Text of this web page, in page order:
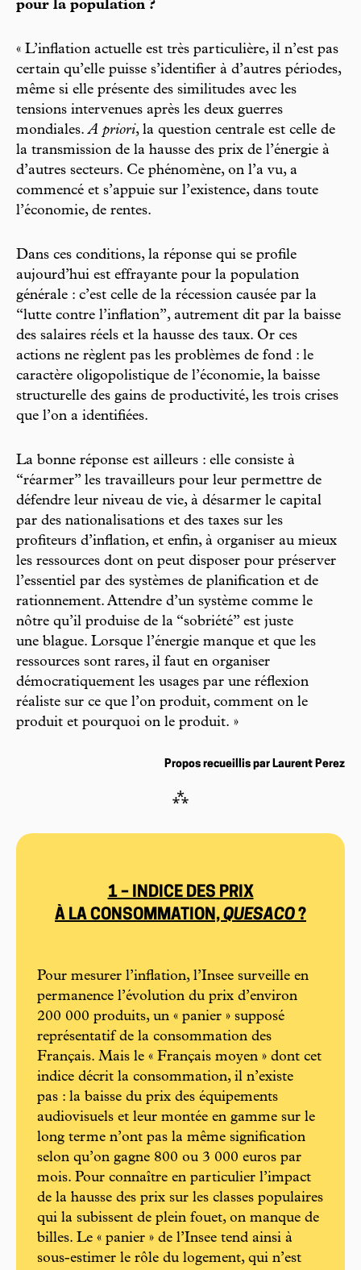
pour la population ?
« L’inflation actuelle est très particulière, il n’est pas
certain qu’elle puisse s’identifier à d’autres périodes,
même si elle présente des similitudes avec les
tensions intervenues après les deux guerres
mondiales.A priori, la question centrale est celle de
la transmission de la hausse des prix de l’énergie à
d’autres secteurs. Ce phénomène, on l’a vu, a
commencé et s’appuie sur l’existence, dans toute
l’économie, de rentes.
Dans ces conditions, la réponse qui se profile
aujourd’hui est effrayante pour la population
générale : c’est celle de la récession causée par la
“lutte contre l’inflation”, autrement dit par la baisse
des salaires réels et la hausse des taux. Or ces
actions ne règlent pas les problèmes de fond : le
caractère oligopolistique de l’économie, la baisse
structurelle des gains de productivité, les trois crises
que l’on a identifiées.
La bonne réponse est ailleurs : elle consiste à
“réarmer” les travailleurs pour leur permettre de
défendre leur niveau de vie, à désarmer le capital
par des nationalisations et des taxes sur les
profiteurs d’inflation, et enfin, à organiser au mieux
les ressources dont on peut disposer pour préserver
l’essentiel par des systèmes de planification et de
rationnement. Attendre d’un système comme le
nôtre qu’il produise de la “sobriété” est juste
une blague. Lorsque l’énergie manque et que les
ressources sont rares, il faut en organiser
démocratiquement les usages par une réflexion
réaliste sur ce que l’on produit, comment on le
produit et pourquoi on le produit. »
Propos recueillis par Laurent Perez
⁂
1 – INDICE DES PRIX
À LA CONSOMMATION, QUESACO ?
Pour mesurer l’inflation, l’Insee surveille en
permanence l’évolution du prix d’environ
200 000 produits, un « panier » supposé
représentatif de la consommation des
Français. Mais le « Français moyen » dont cet
indice décrit la consommation, il n’existe
pas : la baisse du prix des équipements
audiovisuels et leur montée en gamme sur le
long terme n’ont pas la même signification
selon qu’on gagne 800 ou 3 000 euros par
mois. Pour connaître en particulier l’impact
de la hausse des prix sur les classes populaires
qui la subissent de plein fouet, on manque de
billes. Le « panier » de l’Insee tend ainsi à
sous-­estimer le rôle du logement, qui n’est